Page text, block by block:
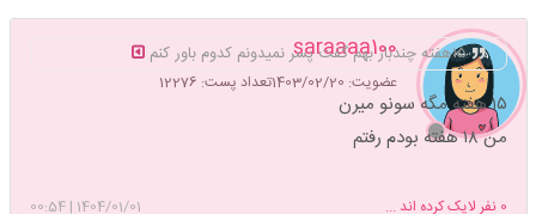
saraaaa100
عضویت: 1403/02/20 تعداد پست: 12276
۱۵هفته چندبار بهم گفت پسر نمیدونم کدوم باور کنم
۱۵ هفته مگه سونو میرن
من ۱۸ هفته بودم رفتم
1404/01/01
|
00:54 0 نفر لایک کرده اند ...